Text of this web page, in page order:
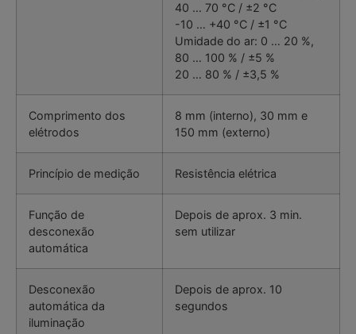
40 … 70 °C / ±2 °C
-10 … +40 °C / ±1 °C
Umidade do ar: 0 … 20 %,
80 … 100 % / ±5 %
20 … 80 % / ±3,5 %
Comprimento dos
elétrodos
8 mm (interno), 30 mm e
150 mm (externo)
Princípio de medição Resistência elétrica
Função de
desconexão
automática
Depois de aprox. 3 min.
sem utilizar
Desconexão
automática da
iluminação
Depois de aprox. 10
segundos